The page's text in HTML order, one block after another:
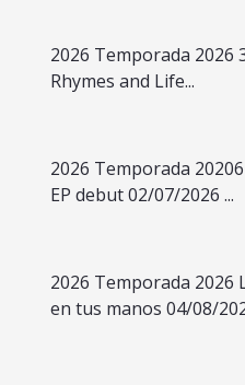
2026 Temporada 2026
Rhymes and Life...
2026 Temporada
EP debut 02/07/2026 ...
2026 Temporada 2026
en tus manos 04/08/